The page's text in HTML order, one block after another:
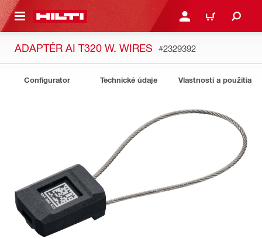
HLAVNÝ OBSAH PRIHLÁSIŤ ALEBO
KOŠÍK
ADAPTÉR AI T320 W. WIRES #2329392
Configurator Technické údaje Vlastnosti a použitia